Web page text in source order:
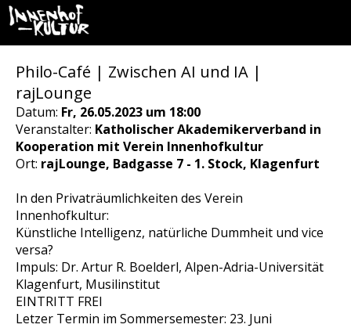
Philo-Café | Zwischen AI und IA |
rajLounge
Datum: Fr, 26.05.2023 um 18:00
Veranstalter: Katholischer Akademikerverband in
Kooperation mit Verein Innenhofkultur
Ort: rajLounge, Badgasse 7 - 1. Stock, Klagenfurt
In den Privaträumlichkeiten des Verein
Innenhofkultur:
Künstliche Intelligenz, natürliche Dummheit und vice
versa?
Impuls: Dr. Artur R. Boelderl, Alpen-Adria-Universität
Klagenfurt, Musilinstitut
EINTRITT FREI
Letzer Termin im Sommersemester: 23. Juni